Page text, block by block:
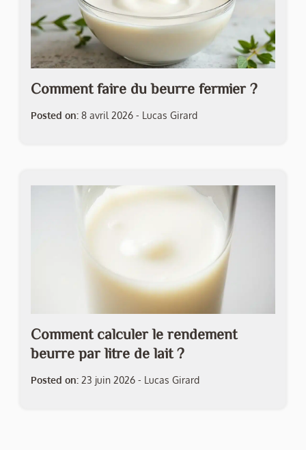
Comment faire du beurre fermier ?
Posted on: 8 avril 2026 - Lucas Girard
Comment calculer le rendement
beurre par litre de lait ?
Posted on: 23 juin 2026 - Lucas Girard